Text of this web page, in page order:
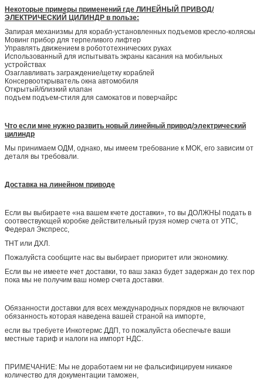
Некоторые примеры применений где ЛИНЕЙНЫЙ ПРИВОД/
ЭЛЕКТРИЧЕСКИЙ ЦИЛИНДР в пользе:
Запирая механизмы для корабл-установленных подъемов кресло-коляскы
Мовинг прибор для терпеливого лифтер
Управлять движением в робототехнических руках
Использованный для испытывать экраны касания на мобильных
устройствах
Озаглавливать заграждение/щетку кораблей
Консервооткрыватель окна автомобиля
Открытый/близкий клапан
подъем подъем-стиля для самокатов и поверчайрс
Что если мне нужно развить новый линейный привод/электрический
цилиндр
Мы принимаем ОДМ, однако, мы имеем требование к МОК, его зависим от
деталя вы требовали.
Доставка на линейном приводе
Если вы выбираете «на вашем кчете доставки», то вы ДОЛЖНЫ подать в
соотвествующей коробке действительный грузя номер счета от УПС,
Федерал Экспресс,
ТНТ или ДХЛ.
Пожалуйста сообщите нас вы выбирает приоритет или экономику.
Если вы не имеете кчет доставки, то ваш заказ будет задержан до тех пор
пока мы не получим ваш номер счета доставки.
Обязанности доставки для всех международных порядков не включают
обязанность которая наведена вашей страной на импорте,
если вы требуете Инкотермс ДДП, то пожалуйста обеспечьте ваши
местные тариф и налоги на импорт НДС.
ПРИМЕЧАНИЕ: Мы не доработаем ни не фальсифицируем никакое
количество для документации таможен,